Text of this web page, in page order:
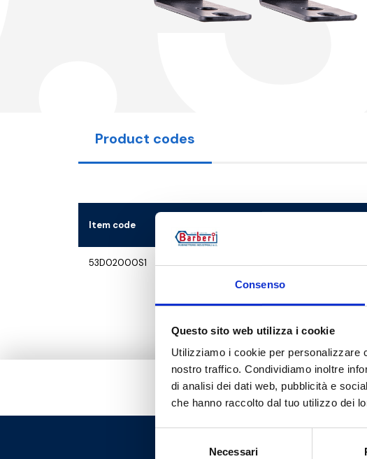
Consenso
Questo sito web utilizza i cookie
Utilizziamo i cookie per personalizzare
nostro traffico. Condividiamo inoltre
di analisi dei dati web, pubblicità e
che hanno raccolto dal tuo utilizzo dei
Necessari
Product codes
Item code
53D02000S1 for P72.DN20 and